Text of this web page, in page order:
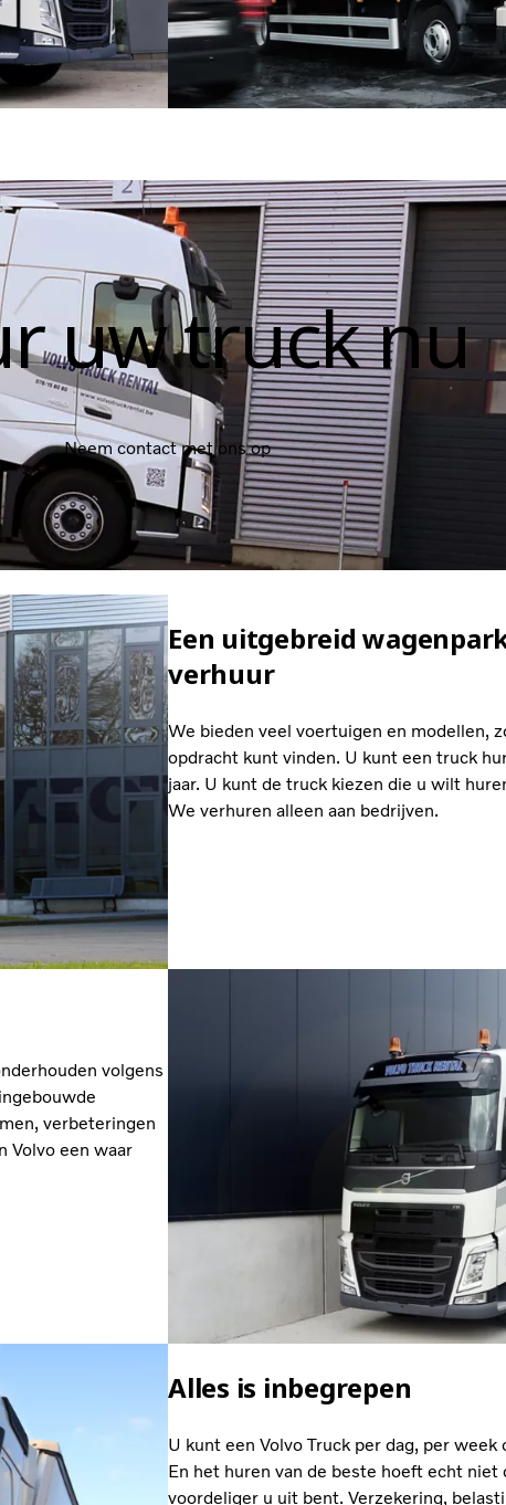
uw truck nu
Neem contact met ons op
Een uitgebreid
verhuur
We bieden veel voertuigen en modellen,
opdracht kunt vinden. U kunt een truck
jaar. U kunt de truck kiezen die u wilt
We verhuren alleen aan bedrijven.
volgens
verbeteringen
Volvo een waar
Alles is inbegrepen
U kunt een Volvo Truck per dag, per
En het huren van de beste hoeft echt
voordeliger u uit bent. Verzekering,